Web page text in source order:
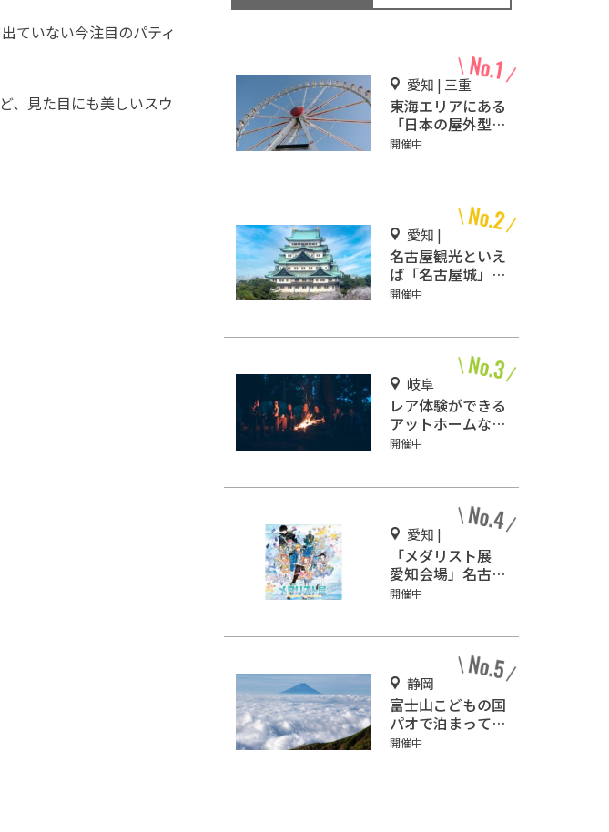
ていない今注目のパティ
、見た目にも美しいスウ
愛知 | 三重
東海エリアにある
「日本の屋外型テ
ーマパーク敷地面
開催中
愛知 |
名古屋観光といえ
ば「名古屋城」！
2匹の金鯱を見に
開催中
岐阜
レア体験ができる
アットホームなキ
ャンプ場「ネイチ
開催中
愛知 |
「メダリスト展
愛知会場」名古屋
パルコで開催
開催中
静岡
富士山こどもの国
パオで泊まって遊
びまくろう!!静岡
開催中